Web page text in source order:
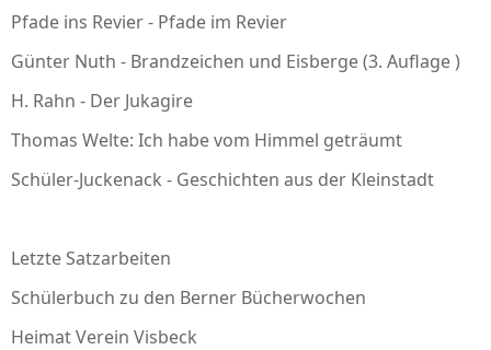
Pfade ins Revier - Pfade im Revier
Günter Nuth - Brandzeichen und Eisberge (3. Auflage )
H. Rahn - Der Jukagire
Thomas Welte: Ich habe vom Himmel geträumt
Schüler-Juckenack - Geschichten aus der Kleinstadt
Letzte Satzarbeiten
Schülerbuch zu den Berner Bücherwochen
Heimat Verein Visbeck